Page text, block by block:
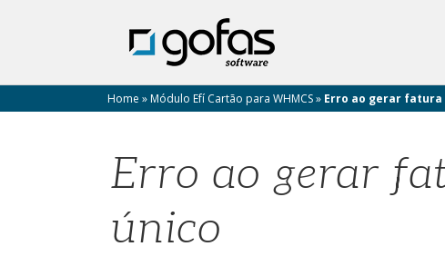
Home »Módulo Efí Cartão para WHMCS» Erro ao gerar
Erro ao gerar
único